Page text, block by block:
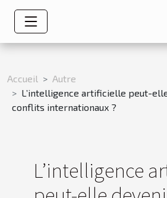
Accueil
Autre
L’intelligence artificielle peut-
conflits internationaux ?
L’intelligence